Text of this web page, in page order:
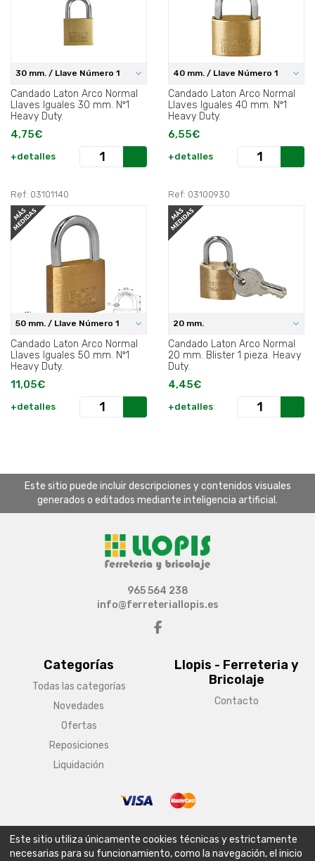
30 mm. / Llave Número 1
Candado Laton Arco Normal
Llaves Iguales 30 mm. Nº1
Heavy Duty.
4,75€
+detalles
40 mm. / Llave Número 1
Candado Laton Arco Normal
Llaves Iguales 40 mm. Nº1
Heavy Duty.
6,55€
+detalles
Ref: 03101140
50 mm. / Llave Número 1
Candado Laton Arco Normal
Llaves Iguales 50 mm. Nº1
Heavy Duty.
11,05€
+detalles
Ref: 03100930
20 mm.
Candado Laton Arco Normal
20 mm. Blister 1 pieza. Heavy
Duty.
4,45€
+detalles
Este sitio puede incluir descripciones y contenidos visuales
generados o editados mediante inteligencia artificial.
Categorías
Todas las categorías
Novedades
Ofertas
Reposiciones
Liquidación
Llopis - Ferreteria y
Bricolaje
Contacto
965 564 238
info@ferreteriallopis.es
Aviso legal Condiciones generales de venta Política de envío
Este sitio utiliza únicamente cookies técnicas y estrictamente
necesarias para su funcionamiento, como la navegación, el inicio